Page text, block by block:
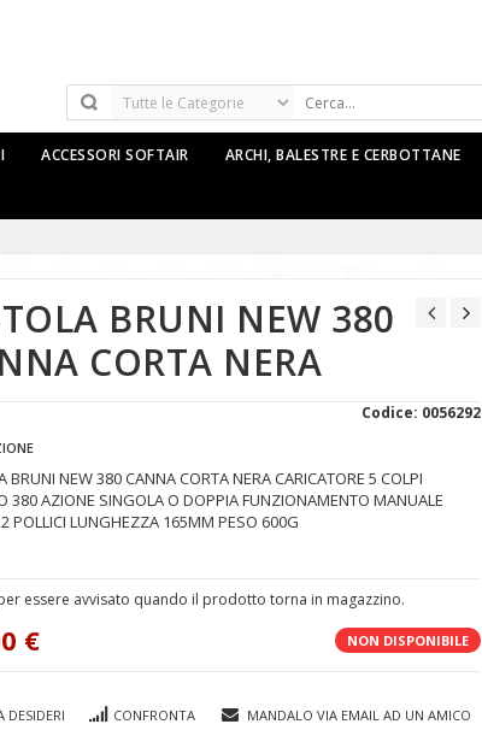
ACCESSORI SOFTAIR ARCHI, BALESTRE E CERBOTTANE
BRUNI NEW 380
CORTA NERA
Codice: 0056292
BRUNI NEW 380 CANNA CORTA NERA CARICATORE 5 COLPI
380 AZIONE SINGOLA O DOPPIA FUNZIONAMENTO MANUALE
POLLICI LUNGHEZZA 165MM PESO 600G
essere avvisato quando il prodotto torna in magazzino.
NON DISPONIBILE
€
DESIDERI CONFRONTA MANDALO VIA EMAIL AD UN AMICO